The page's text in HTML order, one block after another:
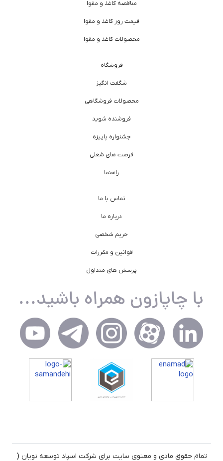
مناقصه کاغذ و مقوا
قیمت روز کاغذ و مقوا
محصولات کاغذ و مقوا
فروشگاه
شگفت انگیز
محصولات فروشگاهی
فروشنده شوید
جشنواره پاییزه
فرصت های شغلی
راهنما
تماس با ما
درباره ما
حریم شخصی
قوانین و مقررات
پرسش های متداول
تمام حقوق مادی و معنوی سایت برای شرکت اسپاد توسعه نویان (